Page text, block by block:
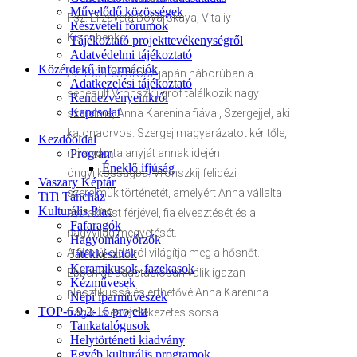
Művelődő közösségek
Részvételi fórumok
Tájékoztató projekttevékenységről
Adatvédelmi tájékoztató
Közérdekű információk
Adatkezelési tájékoztató
Rendezvényeinkről
Kapcsolat
Kezdőoldal
Program
Éneklő ifjúság
Vaszary Képtár
TiTi Táncház
Kulturális Piac
Fafaragók
Hagyományőrzők
Játékkészítők
Keramikusok, fazekasok
Kézművesek
Népi iparművészek
TOP-6.9.2-16 projekt
Tankatalógusok
Helytörténeti kiadvány
Egyéb kulturális programok
Fsz: Elizaveta Boyarskaya, Vitaliy
Kishchenko
Az 1904-es orosz-japán háborúban a
sebesült Vronszkij gróf találkozik nagy
szerelme, Anna Karenina fiával, Szergejjel, aki
katonaorvos. Szergej magyarázatot kér tőle,
mi sodorta anyját annak idején
öngyilkosságba. Vronszkij felidézi
szerelmük történetét, amelyért Anna vállalta
a szakítást férjével, fia elvesztését és a
nagyvilág megvetését.
A film új oldalról világítja meg a hősnőt.
Ebben az adaptációban válik igazán
plasztikussá és érthetővé Anna Karenina
tragikus és emlékezetes sorsa.